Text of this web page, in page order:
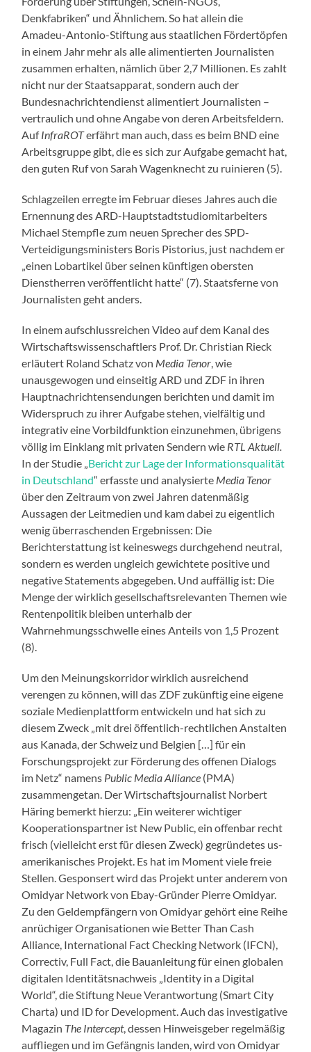
Denkfabriken“ und Ähnlichem. So hat allein die
Amadeu-Antonio-Stiftung aus staatlichen Fördertöpfen
in einem Jahr mehr als alle alimentierten Journalisten
zusammen erhalten, nämlich über 2,7 Millionen. Es zahlt
nicht nur der Staatsapparat, sondern auch der
Bundesnachrichtendienst alimentiert Journalisten –
vertraulich und ohne Angabe von deren Arbeitsfeldern.
AufInfraROTerfährt man auch, dass es beim BND eine
Arbeitsgruppe gibt, die es sich zur Aufgabe gemacht hat,
den guten Ruf von Sarah Wagenknecht zu ruinieren (5).
Schlagzeilen erregte im Februar dieses Jahres auch die
Ernennung des ARD-Hauptstadtstudiomitarbeiters
Michael Stempfle zum neuen Sprecher des SPD-
Verteidigungsministers Boris Pistorius, just nachdem er
„einen Lobartikel über seinen künftigen obersten
Dienstherren veröffentlicht hatte“ (7). Staatsferne von
Journalisten geht anders.
In einem aufschlussreichen Video auf dem Kanal des
Wirtschaftswissenschaftlers Prof. Dr. Christian Rieck
erläutert Roland Schatz von Media Tenor , wie
unausgewogen und einseitig ARD und ZDF in ihren
Hauptnachrichtensendungen berichten und damit im
Widerspruch zu ihrer Aufgabe stehen, vielfältig und
integrativ eine Vorbildfunktion einzunehmen, übrigens
völlig im Einklang mit privaten Sendern wie RTL Aktuell.
In der Studie „ Bericht zur Lage der Informationsqualität
in Deutschland“ erfasste und analysierte Media Tenor
über den Zeitraum von zwei Jahren datenmäßig
Aussagen der Leitmedien und kam dabei zu eigentlich
wenig überraschenden Ergebnissen: Die
Berichterstattung ist keineswegs durchgehend neutral,
sondern es werden ungleich gewichtete positive und
negative Statements abgegeben. Und auffällig ist: Die
Menge der wirklich gesellschaftsrelevanten Themen wie
Rentenpolitik bleiben unterhalb der
Wahrnehmungsschwelle eines Anteils von 1,5 Prozent
(8).
Um den Meinungskorridor wirklich ausreichend
verengen zu können, will das ZDF zukünftig eine eigene
soziale Medienplattform entwickeln und hat sich zu
diesem Zweck „mit drei öffentlich-rechtlichen Anstalten
aus Kanada, der Schweiz und Belgien […] für ein
Forschungsprojekt zur Förderung des offenen Dialogs
im Netz“ namens Public Media Alliance (PMA)
zusammengetan. Der Wirtschaftsjournalist Norbert
Häring bemerkt hierzu: „Ein weiterer wichtiger
Kooperationspartner ist New Public, ein offenbar recht
frisch (vielleicht erst für diesen Zweck) gegründetes us-
amerikanisches Projekt. Es hat im Moment viele freie
Stellen. Gesponsert wird das Projekt unter anderem von
Omidyar Network von Ebay-Gründer Pierre Omidyar.
Zu den Geldempfängern von Omidyar gehört eine Reihe
anrüchiger Organisationen wie Better Than Cash
Alliance, International Fact Checking Network (IFCN),
Correctiv, Full Fact, die Bauanleitung für einen globalen
digitalen Identitätsnachweis „Identity in a Digital
World“, die Stiftung Neue Verantwortung (Smart City
Charta) und ID for Development. Auch das investigative
Magazin The Intercept, dessen Hinweisgeber regelmäßig
auffliegen und im Gefängnis landen, wird von Omidyar